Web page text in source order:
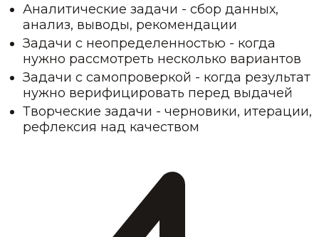
Аналитические задачи - сбор данных,
анализ, выводы, рекомендации
Задачи с неопределенностью - когда
нужно рассмотреть несколько вариантов
Задачи с самопроверкой - когда результат
нужно верифицировать перед выдачей
Творческие задачи - черновики, итерации,
рефлексия над качеством